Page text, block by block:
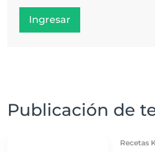
Ingresar
Publicación de
Recetas